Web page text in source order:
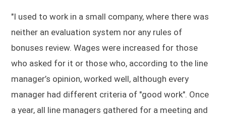
"I used to work in a small company, where there was
neither an evaluation system nor any rules of
bonuses review. Wages were increased for those
who asked for it or those who, according to the line
manager’s opinion, worked well, although every
manager had different criteria of "good work". Once
a year, all line managers gathered for a meeting and